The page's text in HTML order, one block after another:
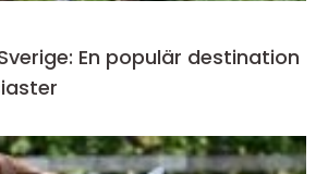
En populär destination